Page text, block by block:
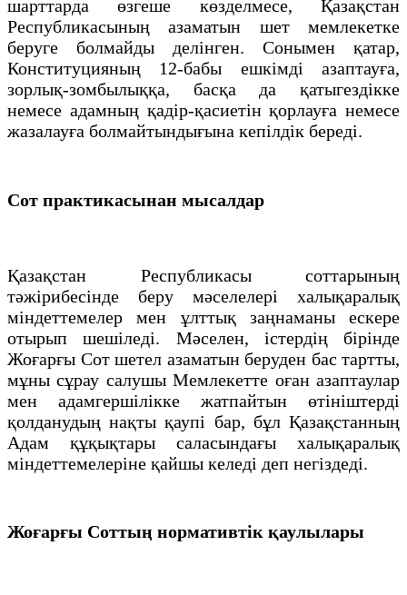
шарттарда өзгеше көзделмесе, Қазақстан
Республикасының азаматын шет мемлекетке
беруге болмайды делінген. Сонымен қатар,
Конституцияның 12-бабы ешкімді азаптауға,
зорлық-зомбылыққа, басқа да қатыгездікке
немесе адамның қадір-қасиетін қорлауға немесе
жазалауға болмайтындығына кепілдік береді.
Сот практикасынан мысалдар
Қазақстан Республикасы соттарының
тәжірибесінде беру мәселелері халықаралық
міндеттемелер мен ұлттық заңнаманы ескере
отырып шешіледі. Мәселен, істердің бірінде
Жоғарғы Сот шетел азаматын беруден бас тартты,
мұны сұрау салушы Мемлекетте оған азаптаулар
мен адамгершілікке жатпайтын өтініштерді
қолданудың нақты қаупі бар, бұл Қазақстанның
Адам құқықтары саласындағы халықаралық
міндеттемелеріне қайшы келеді деп негіздеді.
Жоғарғы Соттың нормативтік қаулылары